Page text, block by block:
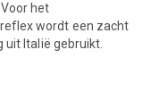
het
wordt een zacht
Italië gebruikt.